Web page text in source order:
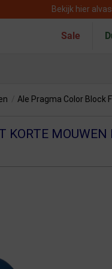
Bekijk hier
Sale
Ale Pragma Color Block
KORTE MOUWEN